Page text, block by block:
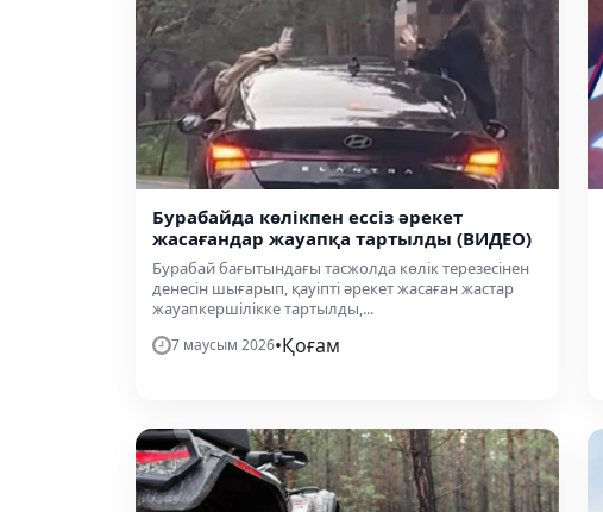
Бурабайда көлікпен ессіз әрекет
жасағандар жауапқа тартылды (ВИДЕО)
Бурабай бағытындағы тасжолда көлік терезесінен
денесін шығарып, қауіпті әрекет жасаған жастар
жауапкершілікке тартылды,...
7 маусым 2026•Қоғам